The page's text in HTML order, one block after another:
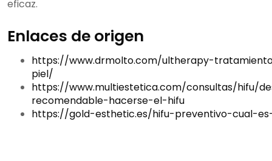
eficaz.
Enlaces de origen
https://www.drmolto.com/ultherapy-
piel/
https://www.multiestetica.com/consultas/hifu/
recomendable-hacerse-el-hifu
https://gold-esthetic.es/hifu-preventivo-cual-